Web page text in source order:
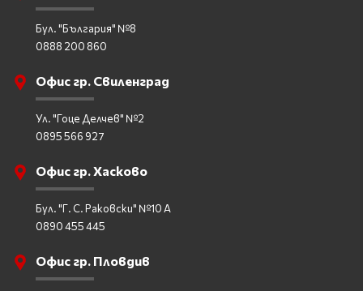
Бул. "България" №8
0888 200 860
Офис гр. Свиленград
Ул. "Гоце Делчев" №2
0895 566 927
Офис гр. Хасково
Бул. "Г. С. Раковски" №10 А
0890 455 445
Офис гр. Пловдив